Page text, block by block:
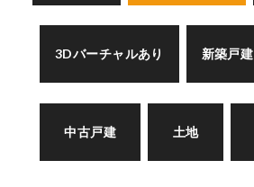
3Dバーチャルあり 新築戸建
中古戸建 土地